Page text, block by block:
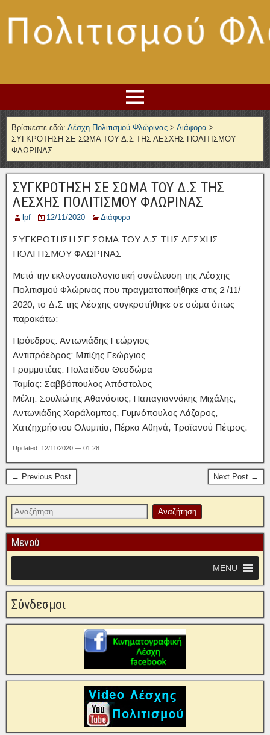
Βρίσκεστε εδώ: Λέσχη Πολιτισμού Φλώρινας > Διάφορα >
ΣΥΓΚΡΟΤΗΣΗ ΣΕ ΣΩΜΑ ΤΟΥ Δ.Σ ΤΗΣ ΛΕΣΧΗΣ ΠΟΛΙΤΙΣΜΟΥ
ΦΛΩΡΙΝΑΣ
ΣΥΓΚΡΟΤΗΣΗ ΣΕ ΣΩΜΑ ΤΟΥ Δ.Σ ΤΗΣ
ΛΕΣΧΗΣ ΠΟΛΙΤΙΣΜΟΥ ΦΛΩΡΙΝΑΣ
lpf 12/11/2020 Διάφορα
ΣΥΓΚΡΟΤΗΣΗ ΣΕ ΣΩΜΑ ΤΟΥ Δ.Σ ΤΗΣ ΛΕΣΧΗΣ
ΠΟΛΙΤΙΣΜΟΥ ΦΛΩΡΙΝΑΣ
Μετά την εκλογοαπολογιστική συνέλευση της Λέσχης
Πολιτισμού Φλώρινας που πραγματοποιήθηκε στις 2 /11/
2020, το Δ.Σ της Λέσχης συγκροτήθηκε σε σώμα όπως
παρακάτω:
Πρόεδρος: Αντωνιάδης Γεώργιος
Αντιπρόεδρος: Μπίζης Γεώργιος
Γραμματέας: Πολατίδου Θεοδώρα
Ταμίας: Σαββόπουλος Απόστολος
Μέλη: Σουλιώτης Αθανάσιος, Παπαγιαννάκης Μιχάλης,
Αντωνιάδης Χαράλαμπος, Γυμνόπουλος Λάζαρος,
Χατζηχρήστου Ολυμπία, Πέρκα Αθηνά, Τραϊανού Πέτρος.
Updated: 12/11/2020 — 01:28
← Previous Post Next Post →
Μενού
MENU
Σύνδεσμοι